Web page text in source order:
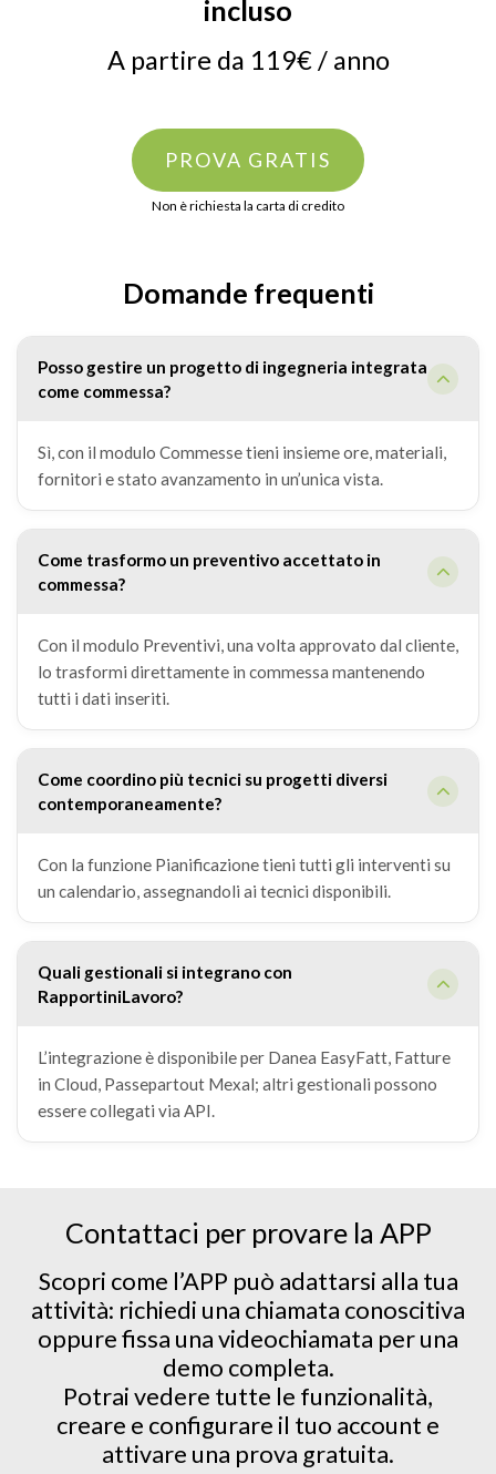
incluso
A partire da 119€ / anno
PROVA GRATIS
Non è richiesta la carta di credito
Domande frequenti
Posso gestire un progetto di ingegneria integrata
come commessa?
Sì, con il modulo Commesse tieni insieme ore, materiali,
fornitori e stato avanzamento in un’unica vista.
Come trasformo un preventivo accettato in
commessa?
Con il modulo Preventivi, una volta approvato dal cliente,
lo trasformi direttamente in commessa mantenendo
tutti i dati inseriti.
Come coordino più tecnici su progetti diversi
contemporaneamente?
Con la funzione Pianificazione tieni tutti gli interventi su
un calendario, assegnandoli ai tecnici disponibili.
Quali gestionali si integrano con
RapportiniLavoro?
L’integrazione è disponibile per Danea EasyFatt, Fatture
in Cloud, Passepartout Mexal; altri gestionali possono
essere collegati via API.
Contattaci per provare la APP
Scopri come l’APP può adattarsi alla tua
attività: richiedi una chiamata conoscitiva
oppure fissa una videochiamata per una
demo completa.
Potrai vedere tutte le funzionalità,
creare e configurare il tuo account e
attivare una prova gratuita.